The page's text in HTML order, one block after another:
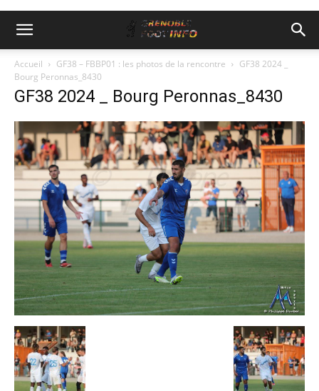
Accueil GF38 – FBBP01 : les photos de la rencontre
GF38 2024 _
Bourg Peronnas_8430
GF38 2024 _ Bourg Peronnas_8430